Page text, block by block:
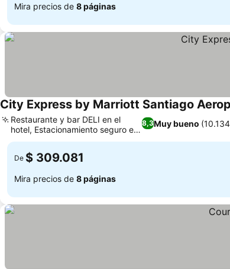
Mira precios de 8 páginas
City Express by Marriott Santiago
8,3Muy bueno
Restaurante y bar DELI en el
hotel, Estacionamiento seguro en
el hotel
De $ 309.081
Mira precios de 8 páginas